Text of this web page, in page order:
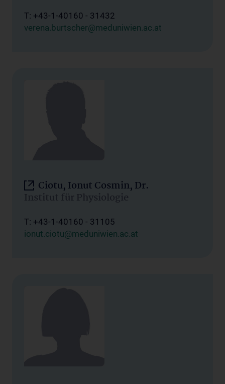
T: +43-1-40160 - 31432
verena.burtscher@meduniwien.ac.at
Ciotu, Ionut Cosmin, Dr.
Institut für Physiologie
T: +43-1-40160 - 31105
ionut.ciotu@meduniwien.ac.at